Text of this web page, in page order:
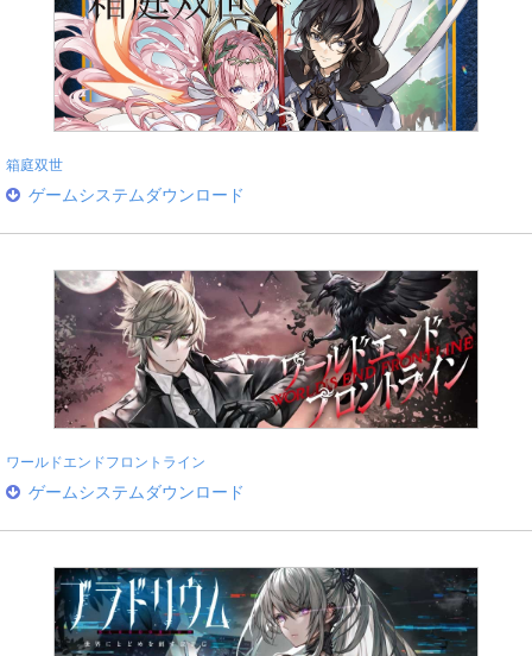
箱庭双世
ゲームシステムダウンロード
ワールドエンドフロントライン
ゲームシステムダウンロード